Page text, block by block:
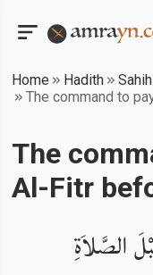
Home Hadith
The command to
The
Al-Fitr
الصَّلاَةِ